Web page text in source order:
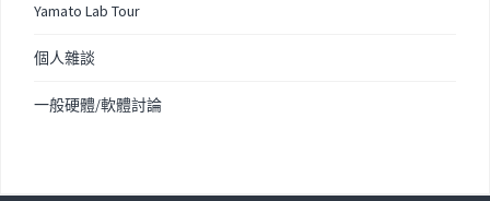
Yamato Lab Tour
個人雜談
一般硬體/軟體討論